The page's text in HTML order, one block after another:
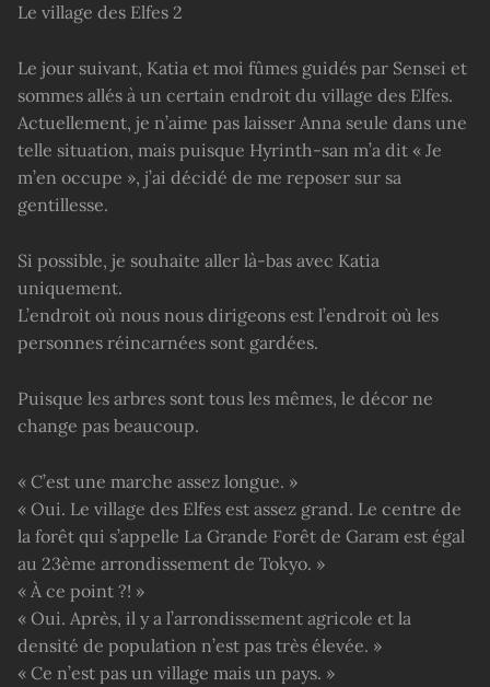
Le village des Elfes 2
Le jour suivant, Katia et moi fûmes guidés par Sensei et
sommes allés à un certain endroit du village des Elfes.
Actuellement, je n’aime pas laisser Anna seule dans une
telle situation, mais puisque Hyrinth-san m’a dit « Je
m’en occupe », j’ai décidé de me reposer sur sa
gentillesse.
Si possible, je souhaite aller là-bas avec Katia
uniquement.
L’endroit où nous nous dirigeons est l’endroit où les
personnes réincarnées sont gardées.
Puisque les arbres sont tous les mêmes, le décor ne
change pas beaucoup.
« C’est une marche assez longue. »
« Oui. Le village des Elfes est assez grand. Le centre de
la forêt qui s’appelle La Grande Forêt de Garam est égal
au 23ème arrondissement de Tokyo. »
« À ce point ?! »
« Oui. Après, il y a l’arrondissement agricole et la
densité de population n’est pas très élevée. »
« Ce n’est pas un village mais un pays. »